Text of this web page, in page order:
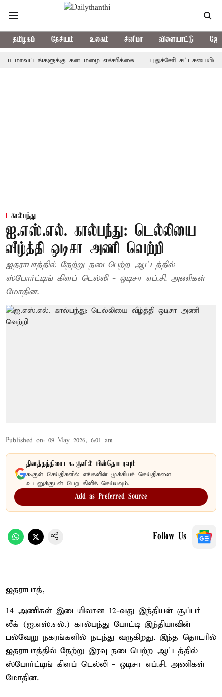
தமிழகம் தேசியம் உலகம் சினிமா விளையாட்டு
கன மழை எச்சரிக்கை புதுச்சேரி சட்டசபையில்
கால்பந்து
ஐ.எஸ்.எல். கால்பந்து: டெல்லியை
வீழ்த்தி ஒடிசா அணி வெற்றி
ஐதராபாத்தில் நேற்று நடைபெற்ற ஆட்டத்தில்
ஸ்போர்ட்டிங் கிளப் டெல்லி - ஒடிசா எப்.சி. அணிகள்
மோதின.
Published on: 09 May 2026, 6:01 am
தினத்தந்தியை கூகுளில் பின்தொடரவும்
கூகுள் செய்திகளில் எங்களின் முக்கியச் செய்திகளை
உடனுக்குடன் பெற கிளிக் செய்யவும்.
Add as Preferred Source
Follow Us
ஐதராபாத்,
14 அணிகள் இடையிலான 12-வது இந்தியன் சூப்பர்
லீக் (ஐ.எஸ்.எல்.) கால்பந்து போட்டி இந்தியாவின்
பல்வேறு நகரங்களில் நடந்து வருகிறது. இந்த தொடரில்
ஐதராபாத்தில் நேற்று இரவு நடைபெற்ற ஆட்டத்தில்
ஸ்போர்ட்டிங் கிளப் டெல்லி - ஒடிசா எப்.சி. அணிகள்
மோதின.